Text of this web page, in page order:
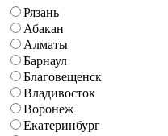
Рязань
Абакан
Алматы
Барнаул
Благовещенск
Владивосток
Воронеж
Екатеринбург